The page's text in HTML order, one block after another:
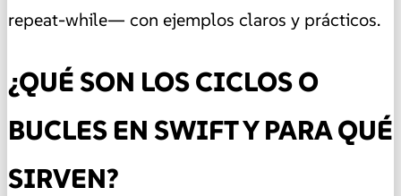
repeat-while— con ejemplos claros y prácticos.
¿QUÉ SON LOS CICLOS O
BUCLES EN SWIFT Y PARA QUÉ
SIRVEN?